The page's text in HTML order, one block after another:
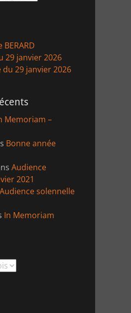
29 janvier 2026
29 janvier 2026
Memoriam –
Bonne année
Audience
2021
Audience solennelle
In Memoriam